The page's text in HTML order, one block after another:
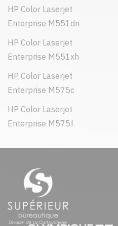
HP Color Laserjet
Enterprise M551dn
HP Color Laserjet
Enterprise M551xh
HP Color Laserjet
Enterprise M575c
HP Color Laserjet
Enterprise M575f